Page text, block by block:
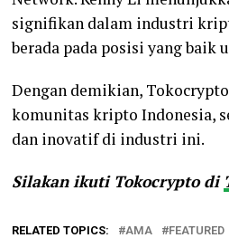
signifikan dalam industri
berada pada posisi yang
Dengan demikian,
komunitas kripto Indonesia,
dan inovatif di industri ini.
Silakan ikuti Tokocrypto di
RELATED TOPICS: AMA FEATURED